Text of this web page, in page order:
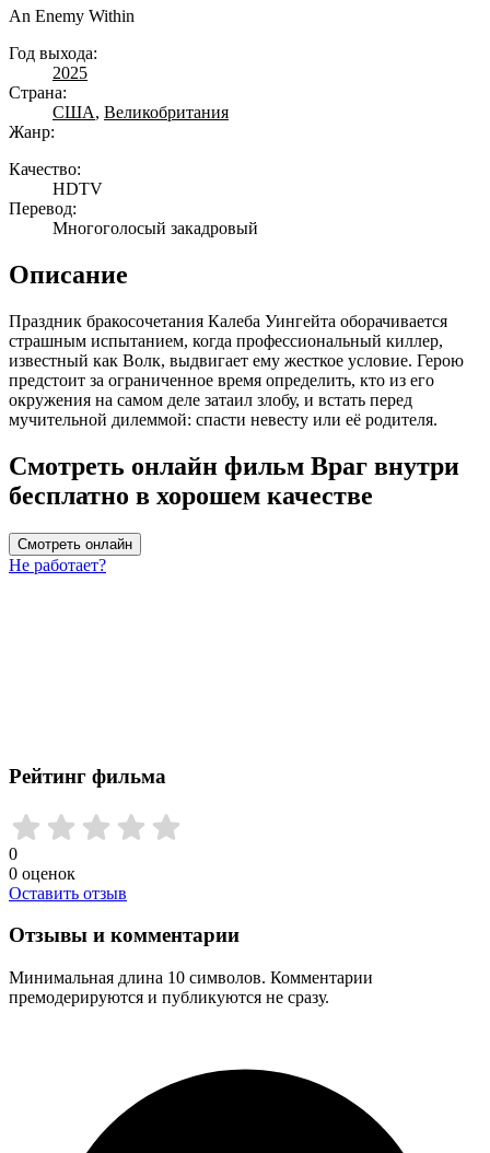
An Enemy Within
Год выхода:
2025
Страна:
США, Великобритания
Жанр:
Качество:
HDTV
Перевод:
Многоголосый закадровый
Описание
Праздник бракосочетания Калеба Уингейта оборачивается
страшным испытанием, когда профессиональный киллер,
известный как Волк, выдвигает ему жесткое условие. Герою
предстоит за ограниченное время определить, кто из его
окружения на самом деле затаил злобу, и встать перед
мучительной дилеммой: спасти невесту или её родителя.
Смотреть онлайн фильм Враг внутри
бесплатно в хорошем качестве
Смотреть онлайн
Не работает?
Рейтинг фильма
0
0 оценок
Оставить отзыв
Отзывы и комментарии
Минимальная длина 10 символов. Комментарии
премодерируются и публикуются не сразу.